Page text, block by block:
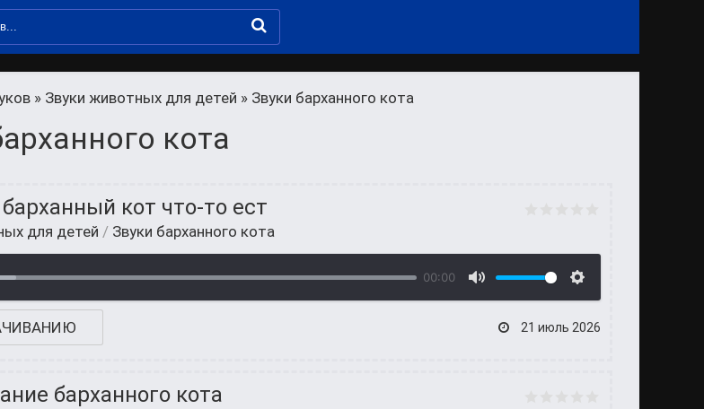
» Звуки животных для детей » Звуки барханного кота
кота
барханный кот что-то ест
для детей / Звуки барханного кота
00:00
21 июль 2026
барханного кота